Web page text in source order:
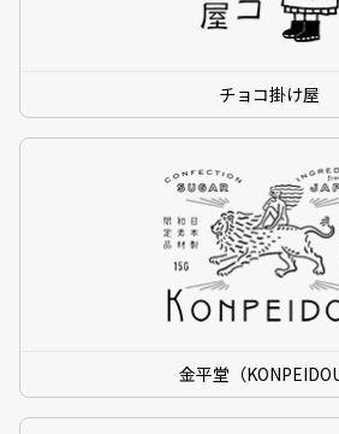
チョコ掛け屋
金平堂（KONPEIDOU